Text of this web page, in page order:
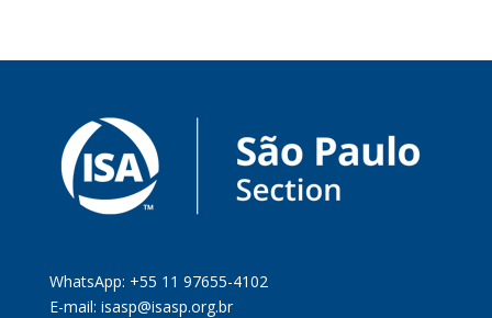
WhatsApp: +55 11 97655-4102
E-mail: isasp@isasp.org.br